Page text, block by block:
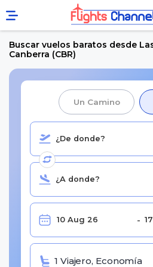
Buscar vuelos baratos desde
Canberra (CBR)
Un Camino
1 Viajero, Economía